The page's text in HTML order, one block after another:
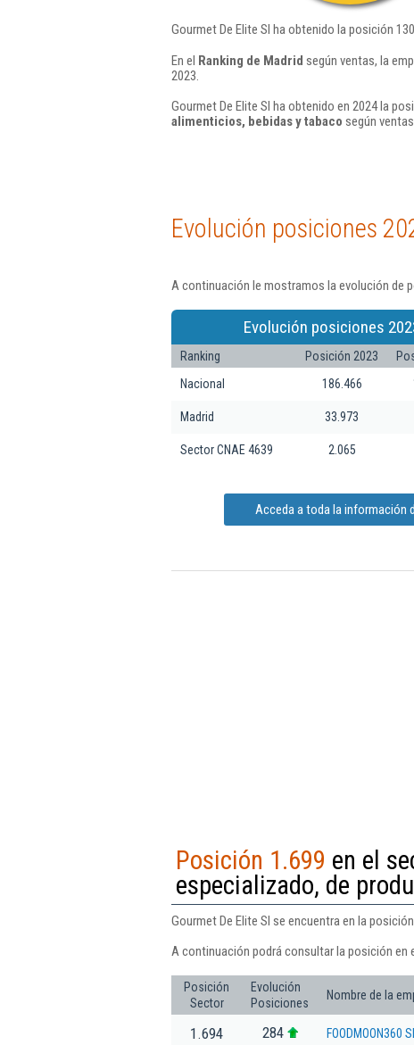
Gourmet De Elite Sl ha obtenido la posición
En el Ranking de Madrid según ventas, la
2023.
Gourmet De Elite Sl ha obtenido en 2024 la
alimenticios, bebidas y tabaco según
Evolución posiciones
A continuación le mostramos la evolución de
Evolución posiciones
Ranking Posición 2023
Nacional
186.466
Madrid 33.973
Sector CNAE 4639 2.065
Acceda a toda la información
Posición 1.699 en el
especializado, de
Gourmet De Elite Sl se encuentra en la
A continuación podrá consultar la posición en
Posición
Sector
Evolución
Posiciones
Nombre de la
1.694 284 FOODMOON360 SL.